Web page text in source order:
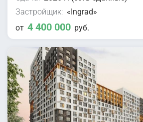
Застройщик: «Ingrad»
от 4 400 000 руб.